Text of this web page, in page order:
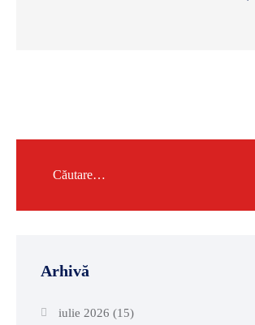
Arhivă
iulie 2026 (15)